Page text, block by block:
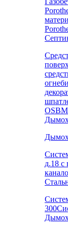
OSB
д.18 с
300